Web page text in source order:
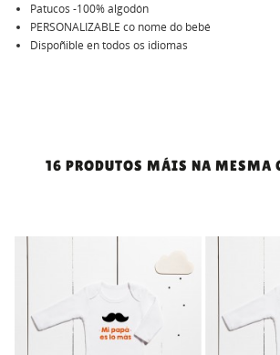
Patucos -100% algodón
PERSONALIZABLE co nome do bebé
Dispoñible en todos os idiomas
16 PRODUTOS MÁIS NA MESMA